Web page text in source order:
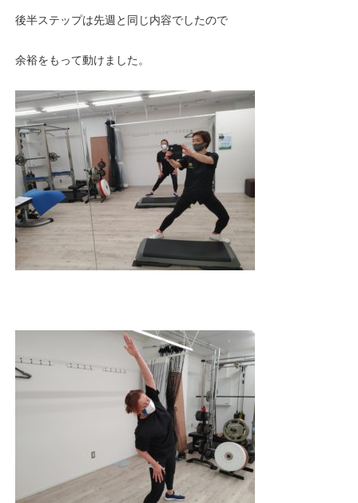
後半ステップは先週と同じ内容でしたので
余裕をもって動けました。